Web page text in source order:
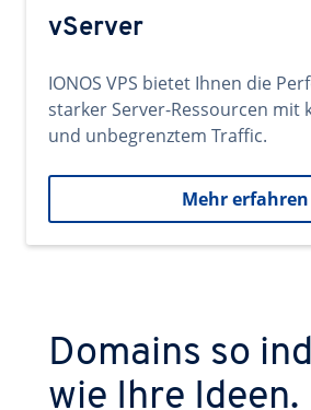
vServer
IONOS VPS bietet Ihnen die
starker Server-Ressourcen mit
und unbegrenztem Traffic.
Mehr erfahren
Domains so
wie Ihre Ideen.